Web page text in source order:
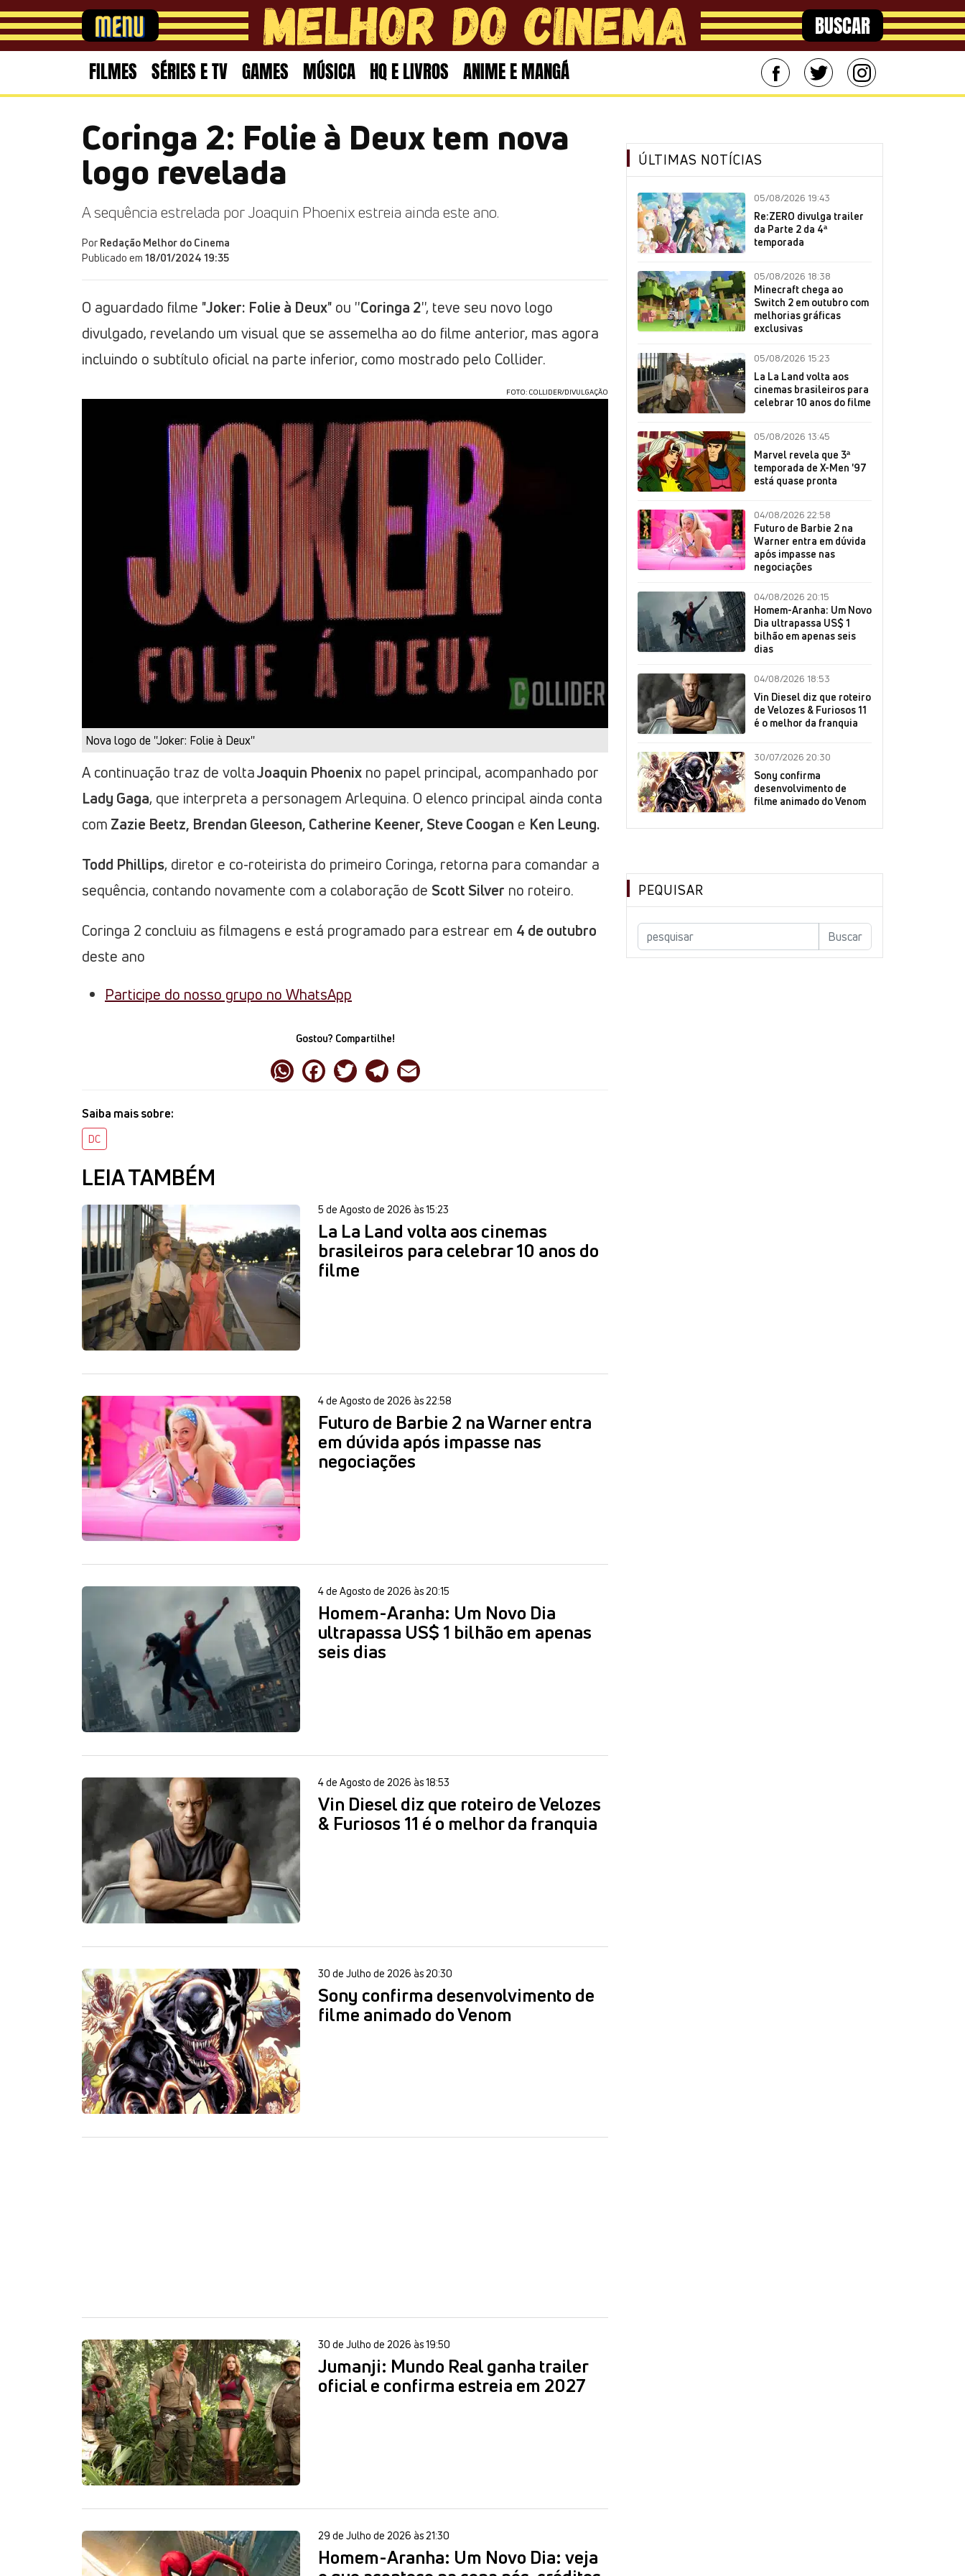
BUSCAR
FILMES SÉRIES E TV GAMES MÚSICA HQ E LIVROS ANIME E MANGÁ
Coringa 2: Folie à Deux tem nova
logo revelada
A sequência estrelada por Joaquin Phoenix estreia ainda este ano.
Por Redação Melhor do Cinema
Publicado em 18/01/2024 19:35
O aguardado filme "Joker: Folie à Deux" ou ''Coringa 2'', teve seu novo logo
divulgado, revelando um visual que se assemelha ao do filme anterior, mas agora
incluindo o subtítulo oficial na parte inferior, como mostrado pelo Collider.
FOTO: COLLIDER/DIVULGAÇÃO
Nova logo de ''Joker: Folie à Deux''
A continuação traz de voltaJoaquin Phoenix no papel principal, acompanhado por
Lady Gaga, que interpreta a personagem Arlequina. O elenco principal ainda conta
com Zazie Beetz, Brendan Gleeson, Catherine Keener, Steve Coogan e Ken Leung.
Todd Phillips, diretor e co-roteirista do primeiro Coringa, retorna para comandar a
sequência, contando novamente com a colaboração de Scott Silver no roteiro.
Coringa 2 concluiu as filmagens e está programado para estrear em 4 de outubro
deste ano
Participe do nosso grupo no WhatsApp
Gostou? Compartilhe!
Saiba mais sobre:
DC
LEIA TAMBÉM
5 de Agosto de 2026 às 15:23
La La Land volta aos cinemas
brasileiros para celebrar 10 anos do
filme
4 de Agosto de 2026 às 22:58
Futuro de Barbie 2 na Warner entra
em dúvida após impasse nas
negociações
4 de Agosto de 2026 às 20:15
Homem-Aranha: Um Novo Dia
ultrapassa US$ 1 bilhão em apenas
seis dias
4 de Agosto de 2026 às 18:53
Vin Diesel diz que roteiro de Velozes
& Furiosos 11 é o melhor da franquia
30 de Julho de 2026 às 20:30
Sony confirma desenvolvimento de
filme animado do Venom
30 de Julho de 2026 às 19:50
Jumanji: Mundo Real ganha trailer
oficial e confirma estreia em 2027
29 de Julho de 2026 às 21:30
Homem-Aranha: Um Novo Dia: veja
ÚLTIMAS NOTÍCIAS
05/08/2026 19:43
Re:ZERO divulga trailer
da Parte 2 da 4ª
temporada
05/08/2026 18:38
Minecraft chega ao
Switch 2 em outubro com
melhorias gráficas
exclusivas
05/08/2026 15:23
La La Land volta aos
cinemas brasileiros para
celebrar 10 anos do filme
05/08/2026 13:45
Marvel revela que 3ª
temporada de X-Men '97
está quase pronta
04/08/2026 22:58
Futuro de Barbie 2 na
Warner entra em dúvida
após impasse nas
negociações
04/08/2026 20:15
Homem-Aranha: Um Novo
Dia ultrapassa US$ 1
bilhão em apenas seis
dias
04/08/2026 18:53
Vin Diesel diz que roteiro
de Velozes & Furiosos 11
é o melhor da franquia
30/07/2026 20:30
Sony confirma
desenvolvimento de
filme animado do Venom
PEQUISAR